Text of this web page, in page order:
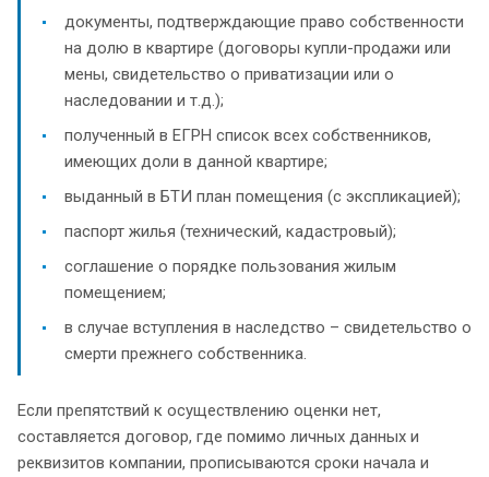
документы, подтверждающие право собственности
на долю в квартире (договоры купли-продажи или
мены, свидетельство о приватизации или о
наследовании и т.д.);
полученный в ЕГРН список всех собственников,
имеющих доли в данной квартире;
выданный в БТИ план помещения (с экспликацией);
паспорт жилья (технический, кадастровый);
соглашение о порядке пользования жилым
помещением;
в случае вступления в наследство – свидетельство о
смерти прежнего собственника.
Если препятствий к осуществлению оценки нет,
составляется договор, где помимо личных данных и
реквизитов компании, прописываются сроки начала и